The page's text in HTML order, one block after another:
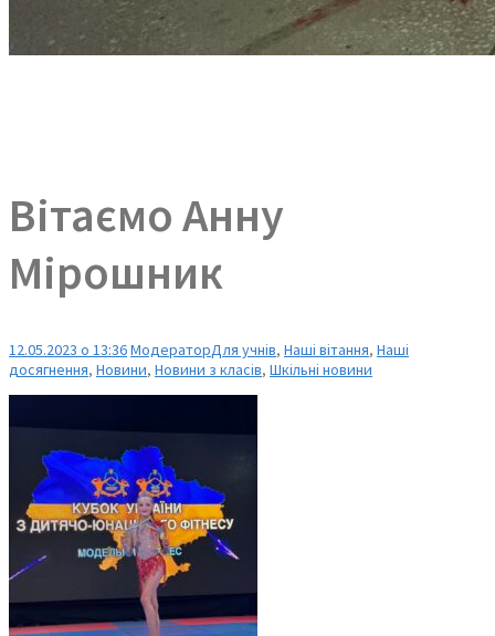
Вітаємо Анну
Мірошник
12.05.2023 о 13:36МодераторДля учнів, Наші вітання, Наші
досягнення, Новини, Новини з класів, Шкільні новини